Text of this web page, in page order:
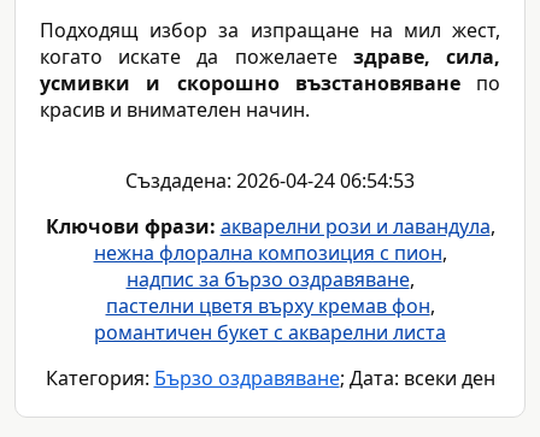
Подходящ избор за изпращане на мил жест,
когато искате да пожелаете здраве, сила,
усмивки и скорошно възстановяванепо
красив и внимателен начин.
Създадена: 2026-04-24 06:54:53
Ключови фрази: акварелни рози и лавандула,
нежна флорална композиция с пион,
надпис за бързо оздравяване,
пастелни цветя върху кремав фон,
романтичен букет с акварелни листа
Категория: Бързо оздравяване; Дата: всеки ден